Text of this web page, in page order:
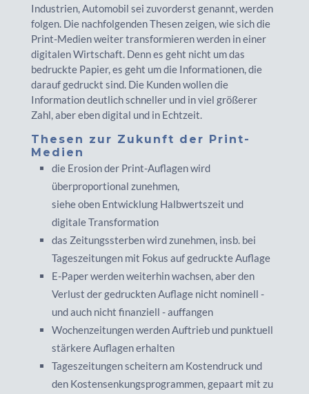
Industrien, Automobil sei zuvorderst genannt, werden
folgen. Die nachfolgenden Thesen zeigen, wie sich die
Print-Medien weiter transformieren werden in einer
digitalen Wirtschaft. Denn es geht nicht um das
bedruckte Papier, es geht um die Informationen, die
darauf gedruckt sind. Die Kunden wollen die
Information deutlich schneller und in viel größerer
Zahl, aber eben digital und in Echtzeit.
Thesen zur Zukunft der Print-
Medien
die Erosion der Print-Auflagen wird
überproportional zunehmen,
siehe oben Entwicklung Halbwertszeit und
digitale Transformation
das Zeitungssterben wird zunehmen, insb. bei
Tageszeitungen mit Fokus auf gedruckte Auflage
E-Paper werden weiterhin wachsen, aber den
Verlust der gedruckten Auflage nicht nominell -
und auch nicht finanziell - auffangen
Wochenzeitungen werden Auftrieb und punktuell
stärkere Auflagen erhalten
Tageszeitungen scheitern am Kostendruck und
den Kostensenkungsprogrammen, gepaart mit zu